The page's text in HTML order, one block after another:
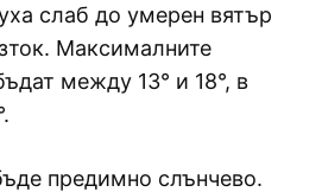
слаб до умерен вятър
Максималните
между 13° и 18°, в
предимно слънчево.